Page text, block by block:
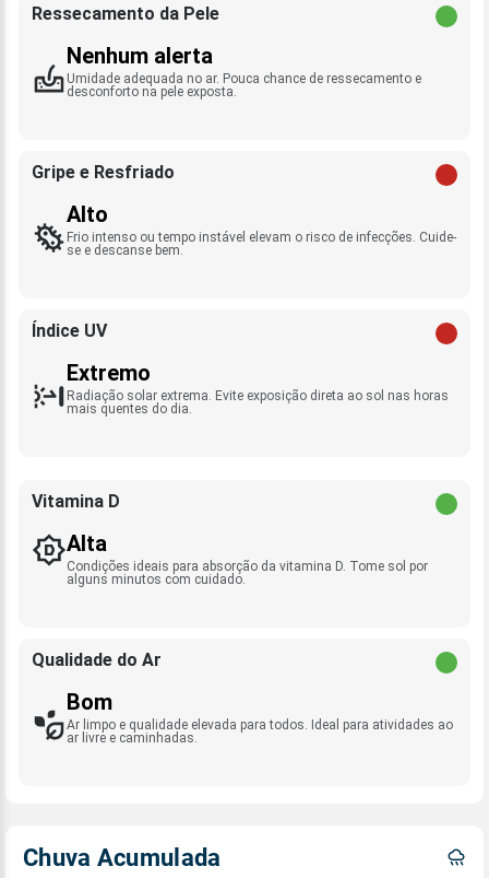
Ressecamento da Pele
Nenhum alerta
Umidade adequada no ar. Pouca chance de ressecamento e
desconforto na pele exposta.
Gripe e Resfriado
Alto
Frio intenso ou tempo instável elevam o risco de infecções. Cuide-
se e descanse bem.
Índice UV
Extremo
Radiação solar extrema. Evite exposição direta ao sol nas horas
mais quentes do dia.
Vitamina D
Alta
Condições ideais para absorção da vitamina D. Tome sol por
alguns minutos com cuidado.
Qualidade do Ar
Bom
Ar limpo e qualidade elevada para todos. Ideal para atividades ao
ar livre e caminhadas.
Chuva Acumulada